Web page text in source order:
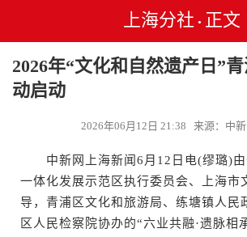
上海分社 • 正文
2026年“文化和自然遗产日”
动启动
2026年06月12日 21:38 来源：中
中新网上海新闻6月12日电(缪璐)由
一体化发展示范区执行委员会、上海市
导，青浦区文化和旅游局、练塘镇人民
区人民检察院协办的“六业共融·遗脉